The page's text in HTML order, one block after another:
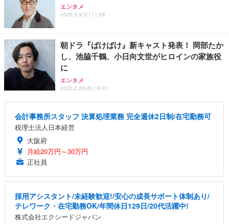
エンタメ
2025.3.4(火) 11:58
朝ドラ『ばけばけ』新キャスト発表！ 岡部たか
し、池脇千鶴、小日向文世がヒロインの家族役
に
エンタメ
2025.2.26(水) 13:41
会計事務所スタッフ 決算処理業務 完全週休2日制/在宅勤務可
税理士法人日本経営
大阪府
月給20万円～30万円
正社員
採用アシスタント/未経験歓迎!/安心の成長サポート体制あり/
テレワーク・在宅勤務OK/年間休日129日/20代活躍中!
株式会社エクシードジャパン